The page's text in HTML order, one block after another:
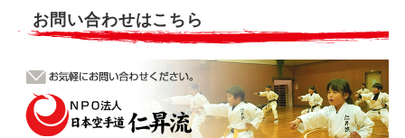
お問い合わせはこちら